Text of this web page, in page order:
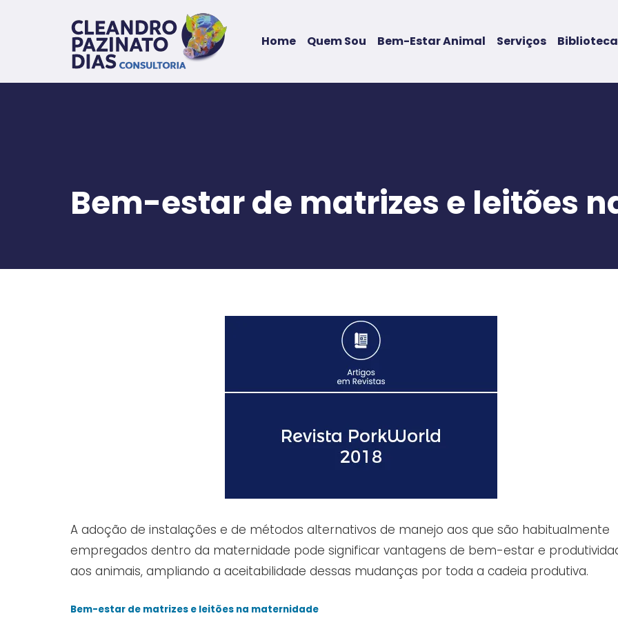
Home Quem Sou Bem-Estar Animal Serviços Biblioteca
Bem-estar de matrizes e leitões
A adoção de instalações e de métodos alternativos de manejo aos que são habitualmente
empregados dentro da maternidade pode significar vantagens de bem-estar e
aos animais, ampliando a aceitabilidade dessas mudanças por toda a cadeia produtiva.
Bem-estar de matrizes e leitões na maternidade